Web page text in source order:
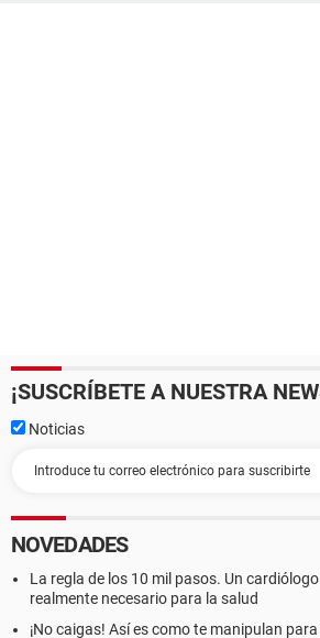
¡SUSCRÍBETE A NUESTRA
Noticias
NOVEDADES
La regla de los 10 mil pasos. Un
realmente necesario para la salud
¡No caigas! Así es como te manipulan